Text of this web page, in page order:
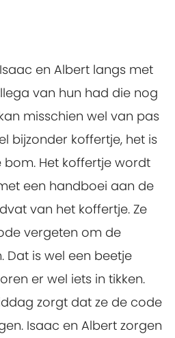
en Albert langs met
van hun had die nog
misschien wel van pas
bijzonder koffertje, het is
Het koffertje wordt
een handboei aan de
van het koffertje. Ze
vergeten om de
Dat is wel een beetje
er wel iets in tikken.
zorgt dat ze de code
Isaac en Albert zorgen